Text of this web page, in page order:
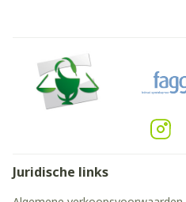
Juridische links